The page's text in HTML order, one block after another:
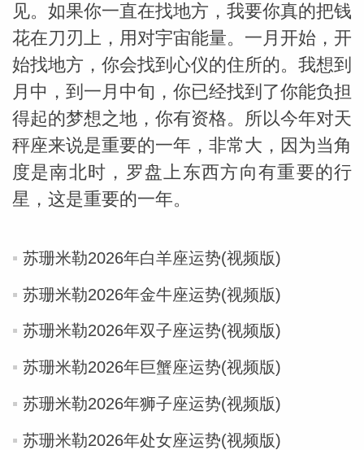
见。如果你一直在找地方，我要你真的把钱
花在刀刃上，用对宇宙能量。一月开始，开
始找地方，你会找到心仪的住所的。我想到
月中，到一月中旬，你已经找到了你能负担
得起的梦想之地，你有资格。所以今年对天
秤座来说是重要的一年，非常大，因为当角
度是南北时，罗盘上东西方向有重要的行
星，这是重要的一年。
苏珊米勒2026年白羊座运势(视频版)
苏珊米勒2026年金牛座运势(视频版)
苏珊米勒2026年双子座运势(视频版)
苏珊米勒2026年巨蟹座运势(视频版)
苏珊米勒2026年狮子座运势(视频版)
苏珊米勒2026年处女座运势(视频版)